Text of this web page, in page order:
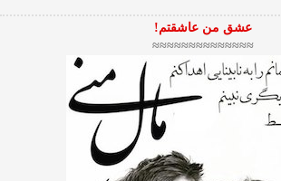
عشق من عاشقتم!
≈≈≈≈≈≈≈≈≈≈≈≈≈≈